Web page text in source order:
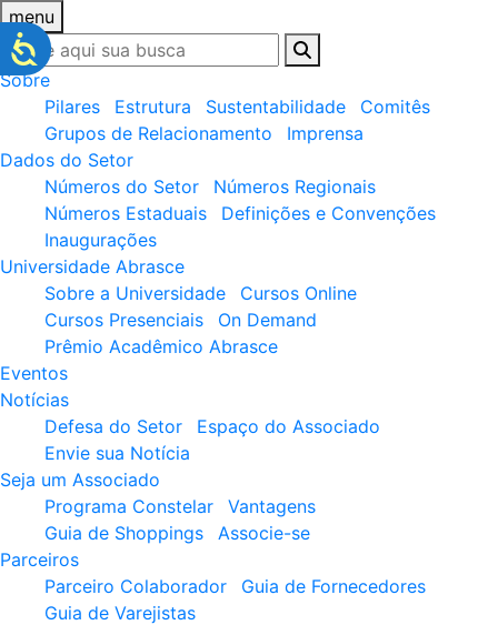
menu
Sobre
Pilares
Estrutura Sustentabilidade
Comitês
Grupos de Relacionamento
Imprensa
Dados do Setor
Números do Setor
Números Regionais
Números Estaduais
Definições e Convenções
Inaugurações
Universidade Abrasce
Sobre a Universidade
Cursos Online
Cursos Presenciais
On Demand
Prêmio Acadêmico Abrasce
Eventos
Notícias
Defesa do Setor
Espaço do Associado
Envie sua Notícia
Seja um Associado
Programa Constelar
Vantagens
Guia de Shoppings
Associe-se
Parceiros
Parceiro Colaborador
Guia de Fornecedores
Guia de Varejistas